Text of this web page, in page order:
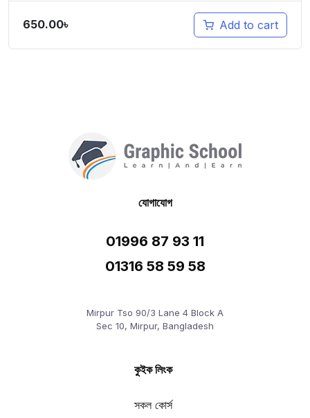
650.00৳ Add to cart
যোগাযোগ
01996 87 93 11
01316 58 59 58
Mirpur Tso 90/3 Lane 4 Block A
Sec 10, Mirpur, Bangladesh
কুইক লিংক
সকল কোর্স